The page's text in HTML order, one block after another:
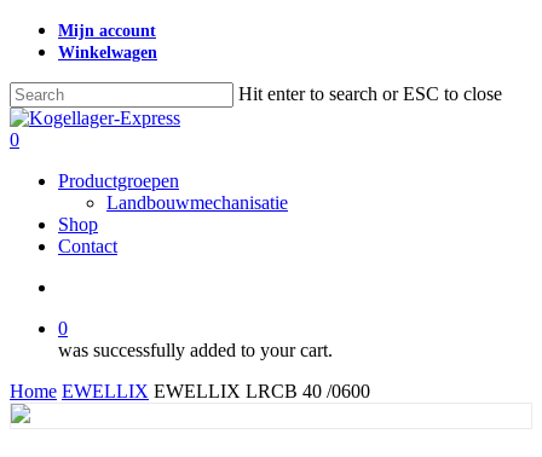
Skip
content
Mijn account
Winkelwagen
Hit enter to search or ESC to close
Close
Search
search
0
Productgroepen
Landbouwmechanisatie
Shop
Contact
0
was successfully added to your cart.
Home EWELLIX EWELLIX LRCB 40 /0600